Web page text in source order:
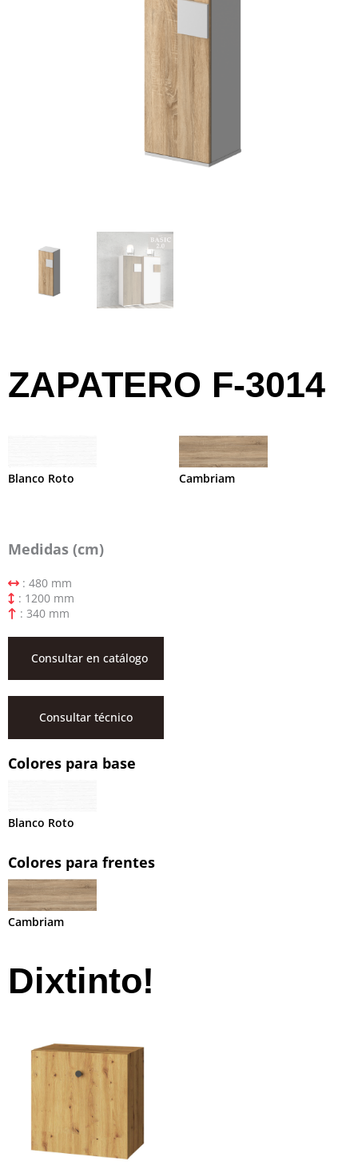
ZAPATERO F-3014
Blanco Roto Cambriam
Medidas (cm)
: 480 mm
: 1200 mm
: 340 mm
Consultar en catálogo
Consultar técnico
Colores para base
Blanco Roto
Colores para frentes
Cambriam
Dixtinto!